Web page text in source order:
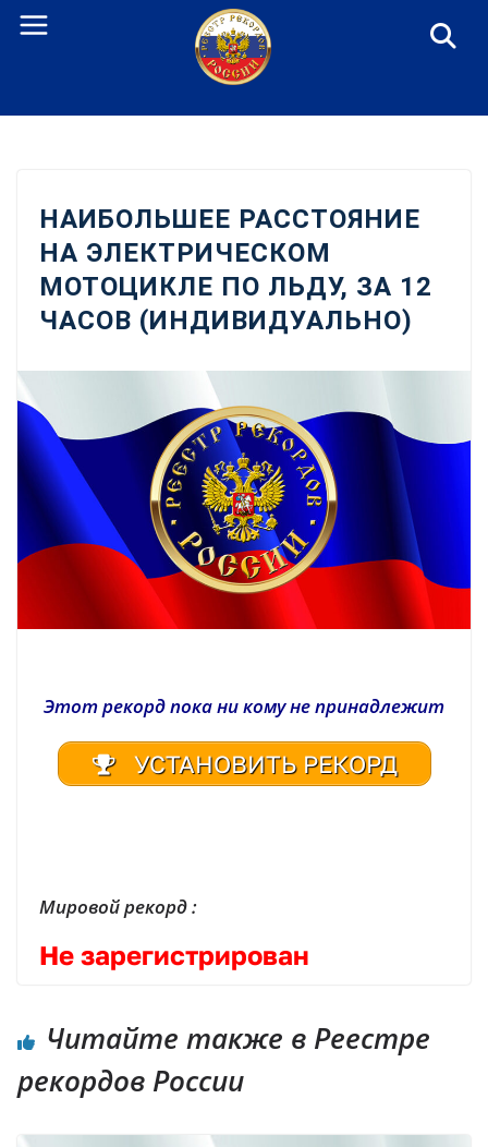
Перейти
НАИБОЛЬШЕЕ РАССТОЯНИЕ
НА ЭЛЕКТРИЧЕСКОМ
МОТОЦИКЛЕ ПО ЛЬДУ, ЗА 12
ЧАСОВ (ИНДИВИДУАЛЬНО)
Этот рекорд пока ни кому не принадлежит
УСТАНОВИТЬ РЕКОРД
Мировой рекорд :
Не зарегистрирован
Читайте также в Реестре
рекордов России